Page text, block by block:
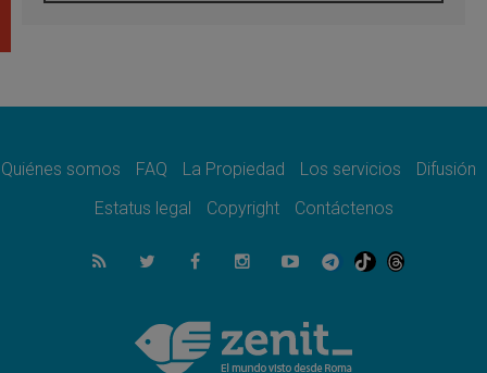
En Colombia, «la paz no se compra con una
08.08.2026
08.08.2026
del Buen Consejo de Genazzano
Filipinas: el Vicariato Apostólico de Calapán
se convierte en diócesis
Honduras: Los desplazados invisibles de una
crisis olvidada
Quiénes somos FAQ La Propiedad Los servicios
Difusión
Estatus legal
Copyright Contáctenos